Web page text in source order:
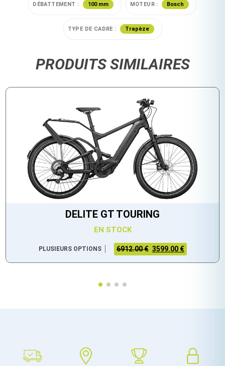
DÉBATTEMENT : 100 mm MOTEUR : Bosch
TYPE DE CADRE : Trapèze
PRODUITS SIMILAIRES
DELITE GT TOURING
EN STOCK
PLUSIEURS OPTIONS 6912.00 € 3599.00 €